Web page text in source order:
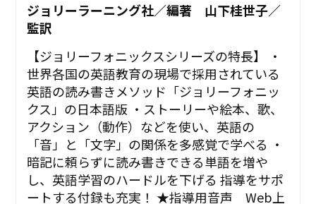
ジョリーラーニング社／編著 山下桂世子／
監訳
【ジョリーフォニックスシリーズの特長】 ・
世界各国の英語教育の現場で採用されている
英語の読み書きメソッド「ジョリーフォニッ
クス」の日本語版 ・ストーリーや絵本、歌、
アクション（動作）などを使い、英語の
「音」と「文字」の関係を多感覚で学べる ・
暗記に頼らずに読み書きできる単語を増や
し、英語学習のハードルを下げる 指導をサポ
ートする付録も充実！ ★指導用音声 Web上